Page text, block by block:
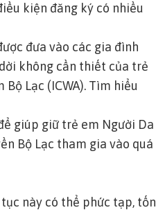
kiện đăng ký có nhiều
đưa vào các gia đình
không cần thiết của trẻ
Lạc (ICWA). Tìm hiểu
giúp giữ trẻ em Người Da
Bộ Lạc tham gia vào quá
này có thể phức tạp, tốn